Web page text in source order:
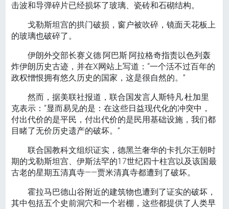
击波和导弹碎片已经损坏了玻璃、瓷砖和石砌结构。
戈勒斯坦宫的拱门破损，窗户被吹碎，镜面天花板上
的玻璃也破碎了。
伊朗外交部长赛义德·阿巴斯·阿拉格奇指责以色列轰
炸伊朗历史古迹，并在X网站上写道：“一个活不过百年的
政权憎恨拥有悠久历史的国家，这是很自然的。”
然而，据美联社报道，联合国发言人斯特凡·杜加里
克表示：“显而易见的是：在这些日益现代化的冲突中，
付出代价的是平民，付出代价的是民用基础设施，我们都
目睹了无价历史遗产的破坏。”
联合国教科文组织证实，德黑兰奢华的卡扎尔王朝时
期的戈勒斯坦宫、伊斯法罕的17世纪四十柱宫以及该国最
古老的星期五清真寺——贾米清真寺都遭到了破坏。
霍拉马巴德山谷附近的建筑物也遭到了证实的破坏，
其中包括五个史前洞穴和一个岩棚，这些都提供了人类早